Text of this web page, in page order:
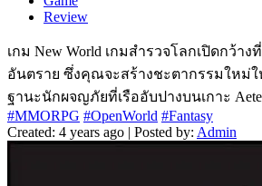
Review
เกม New World เกมสำรวจโลกเปิดกว้า
อันตราย ซึ่งคุณจะสร้างชะตากรรมใหม่
ฐานะนักผจญภัยที่เรืออับปางบนเกาะ
#MMORPG #OpenWorld #Fantasy
Created: 4 years ago | Posted by: Admin